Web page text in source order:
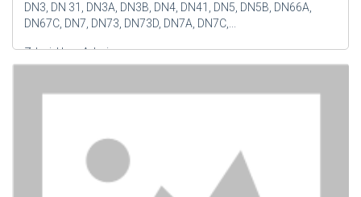
DN3, DN 31, DN3A, DN3B, DN4, DN41, DN5, DN5B, DN66A,
DN67C, DN7, DN73, DN73D, DN7A, DN7C,...
Zdroj: User Admin